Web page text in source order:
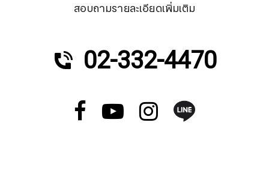
สอบถามรายละเอียดเพิ่มเติม
02-332-4470